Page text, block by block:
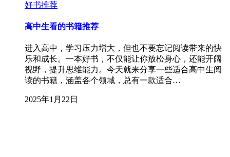
好书推荐
高中生看的书籍推荐
进入高中，学习压力增大，但也不要忘记阅读带来的快
乐和成长。一本好书，不仅能让你放松身心，还能开阔
视野，提升思维能力。今天就来分享一些适合高中生阅
读的书籍，涵盖各个领域，总有一款适合…
2025年1月22日